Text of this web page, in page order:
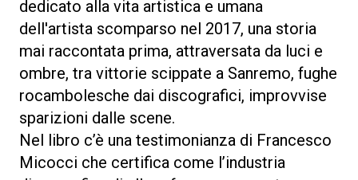
dedicato alla vita artistica e umana
dell'artista scomparso nel 2017, una storia
mai raccontata prima, attraversata da luci e
ombre, tra vittorie scippate a Sanremo, fughe
rocambolesche dai discografici, improvvise
sparizioni dalle scene.
Nel libro c’è una testimonianza di Francesco
Micocci che certifica come l’industria